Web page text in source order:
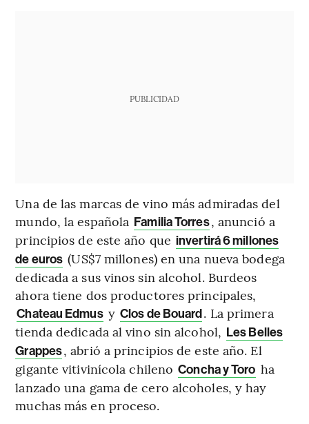
PUBLICIDAD
Una de las marcas de vino más admiradas del
mundo, la española Familia Torres, anunció a
principios de este año que invertirá 6 millones
de euros (US$7 millones) en una nueva bodega
dedicada a sus vinos sin alcohol. Burdeos
ahora tiene dos productores principales,
Chateau Edmus y Clos de Bouard. La primera
tienda dedicada al vino sin alcohol, Les Belles
Grappes, abrió a principios de este año. El
gigante vitivinícola chileno Concha y Toro ha
lanzado una gama de cero alcoholes, y hay
muchas más en proceso.